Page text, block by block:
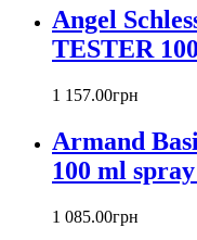
Baldinini
Banana Republic
Betty Barclay
Bill Blass
Biotherm
Blumarine
Bond № 9
Angel
TESTER
1 157.00грн
Armand
100 ml
1 085.00грн